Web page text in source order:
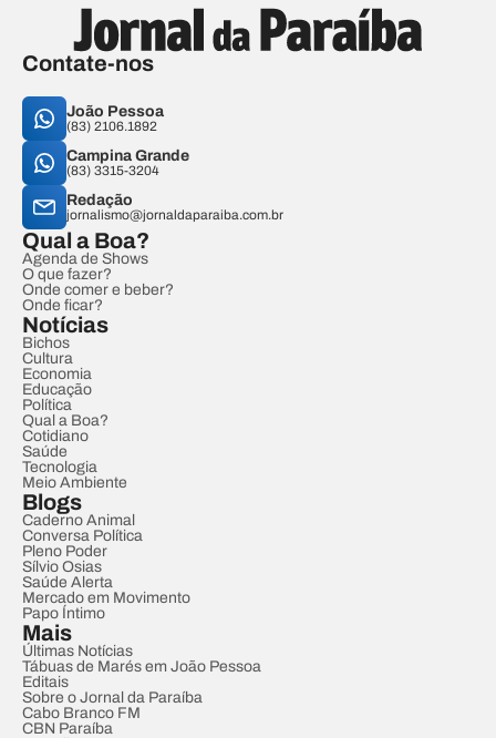
Contate-nos
João Pessoa
(83) 2106.1892
Campina Grande
(83) 3315-3204
Redação
jornalismo@jornaldaparaiba.com.br
Qual a Boa?
Agenda de Shows
O que fazer?
Onde comer e beber?
Onde ficar?
Notícias
Bichos
Cultura
Economia
Educação
Política
Qual a Boa?
Cotidiano
Saúde
Tecnologia
Meio Ambiente
Blogs
Caderno Animal
Conversa Política
Pleno Poder
Sílvio Osias
Saúde Alerta
Mercado em Movimento
Papo Íntimo
Mais
Últimas Notícias
Tábuas de Marés em João Pessoa
Editais
Sobre o Jornal da Paraíba
Cabo Branco FM
CBN Paraíba